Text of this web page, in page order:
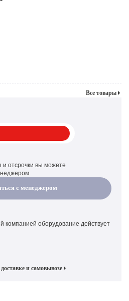
Все товары
отсрочки вы можете
с менеджером
компанией оборудование действует
и самовывозе